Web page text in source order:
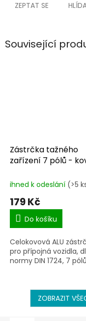
ZEPTAT SE
Související
Zástrčka tažného
zařízení 7 pólů -
ihned k odeslání (>5
179 Kč
Do košíku
Celokovová ALU
pro přípojná vozidla,
normy DIN 1724, 7 pólů
ZOBRAZIT